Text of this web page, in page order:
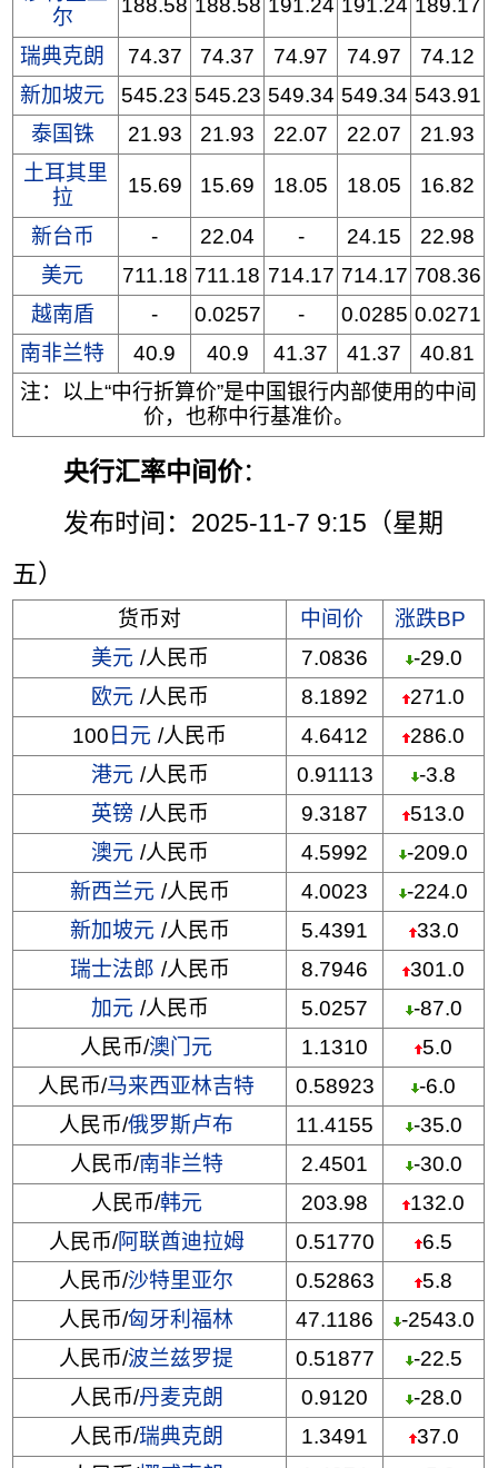
尔
188.58 188.58 191.24 191.24 189.17
瑞典克朗 74.37 74.37 74.97 74.97
74.12
新加坡元
545.23 545.23 549.34 549.34 543.91
泰国铢
21.93 21.93 22.07 22.07
21.93
土耳其里
拉
15.69 15.69 18.05 18.05 16.82
新台币 - 22.04 - 24.15
22.98
美元
711.18 711.18 714.17 714.17 708.36
越南盾
- 0.0257 - 0.0285 0.0271
南非兰特
40.9 40.9 41.37 41.37
40.81
注：以上“中行折算价”是中国银行内部使用的中间
价，也称中行基准价。
央行汇率中间价：
发布时间：2025-11-7 9:15（星期
五）
货币对 中间价
涨跌BP
美元 /人民币 7.0836
-29.0
欧元 /人民币 8.1892
271.0
100 日元 /人民币 4.6412
286.0
港元 /人民币 0.91113
-3.8
英镑 /人民币 9.3187
513.0
澳元 /人民币 4.5992
-209.0
新西兰元 /人民币 4.0023
-224.0
新加坡元 /人民币 5.4391
33.0
瑞士法郎 /人民币 8.7946
301.0
加元 /人民币 5.0257
-87.0
人民币/澳门元 1.1310
5.0
人民币/马来西亚林吉特 0.58923
-6.0
人民币/俄罗斯卢布 11.4155
-35.0
人民币/南非兰特 2.4501
-30.0
人民币/韩元 203.98
132.0
人民币/阿联酋迪拉姆 0.51770
6.5
人民币/沙特里亚尔 0.52863
5.8
人民币/匈牙利福林 47.1186
-2543.0
人民币/波兰兹罗提 0.51877
-22.5
人民币/丹麦克朗 0.9120
-28.0
人民币/瑞典克朗 1.3491
37.0